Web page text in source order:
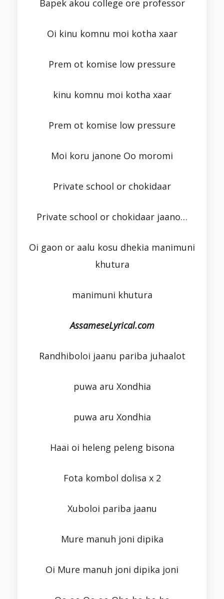
Bapek akou college ore professor
Oi kinu komnu moi kotha xaar
Prem ot komise low pressure
kinu komnu moi kotha xaar
Prem ot komise low pressure
Moi koru janone Oo moromi
Private school or chokidaar
Private school or chokidaar jaano…
Oi gaon or aalu kosu dhekia manimuni
khutura
manimuni khutura
AssameseLyrical.com
Randhiboloi jaanu pariba juhaalot
puwa aru Xondhia
puwa aru Xondhia
Haai oi heleng peleng bisona
Fota kombol dolisa x 2
Xuboloi pariba jaanu
Mure manuh joni dipika
Oi Mure manuh joni dipika joni